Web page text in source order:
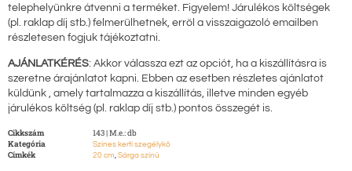
telephelyünkre átvenni a terméket. Figyelem! Járulékos költségek
(pl. raklap díj stb.) felmerülhetnek, erről a visszaigazoló emailben
részletesen fogjuk tájékoztatni.
AJÁNLATKÉRÉS: Akkor válassza ezt az opciót, ha a kiszállításra is
szeretne árajánlatot kapni. Ebben az esetben részletes ajánlatot
küldünk , amely tartalmazza a kiszállítás, illetve minden egyéb
járulékos költség (pl. raklap díj stb.) pontos összegét is.
Cikkszám
143 | M.e.: db
Kategória
Színes kerti szegélykő
Címkék 20 cm, Sárga színű